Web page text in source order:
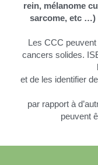
rein, mélanome
sarcome, etc …)
Les CCC
cancers solides.
et de les identifier
par rapport à
peuvent